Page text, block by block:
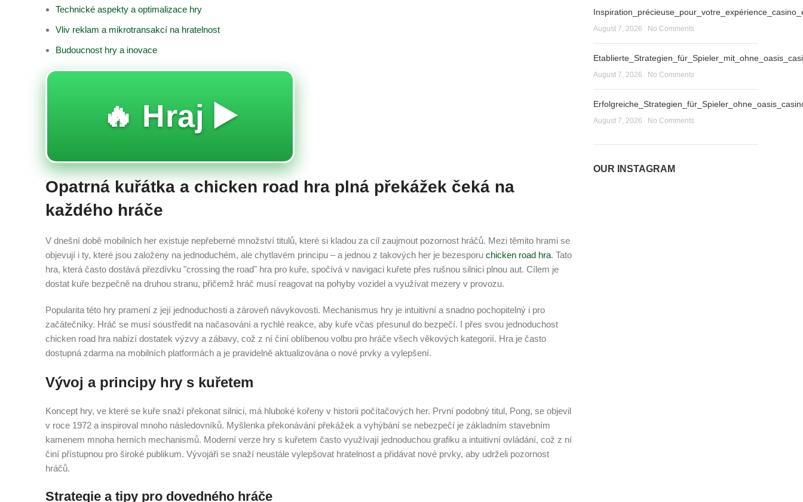
Technické aspekty a optimalizace hry
Vliv reklam a mikrotransakcí na hratelnost
Budoucnost hry a inovace
🔥 Hraj ▶️
Opatrná kuřátka a chicken road hra plná překážek čeká na
každého hráče
V dnešní době mobilních her existuje nepřeberné množství titulů, které si kladou za cíl zaujmout pozornost hráčů. Mezi těmito hrami se
objevují i ty, které jsou založeny na jednoduchém, ale chytlavém principu – a jednou z takových her je bezesporu chicken road hra. Tato
hra, která často dostává přezdívku "crossing the road" hra pro kuře, spočívá v navigaci kuřete přes rušnou silnici plnou aut. Cílem je
dostat kuře bezpečně na druhou stranu, přičemž hráč musí reagovat na pohyby vozidel a využívat mezery v provozu.
Popularita této hry pramení z její jednoduchosti a zároveň návykovosti. Mechanismus hry je intuitivní a snadno pochopitelný i pro
začátečníky. Hráč se musí soustředit na načasování a rychlé reakce, aby kuře včas přesunul do bezpečí. I přes svou jednoduchost
chicken road hra nabízí dostatek výzvy a zábavy, což z ní činí oblíbenou volbu pro hráče všech věkových kategorií. Hra je často
dostupná zdarma na mobilních platformách a je pravidelně aktualizována o nové prvky a vylepšení.
Vývoj a principy hry s kuřetem
Koncept hry, ve které se kuře snaží překonat silnici, má hluboké kořeny v historii počítačových her. První podobný titul, Pong, se objevil
v roce 1972 a inspiroval mnoho následovníků. Myšlenka překonávání překážek a vyhýbání se nebezpečí je základním stavebním
kamenem mnoha herních mechanismů. Moderní verze hry s kuřetem často využívají jednoduchou grafiku a intuitivní ovládání, což z ní
činí přístupnou pro široké publikum. Vývojáři se snaží neustále vylepšovat hratelnost a přidávat nové prvky, aby udrželi pozornost
hráčů.
Strategie a tipy pro dovedného hráče
August 7, 2026 No Comments
August 7, 2026 No Comments
August 7, 2026 No Comments
OUR INSTAGRAM